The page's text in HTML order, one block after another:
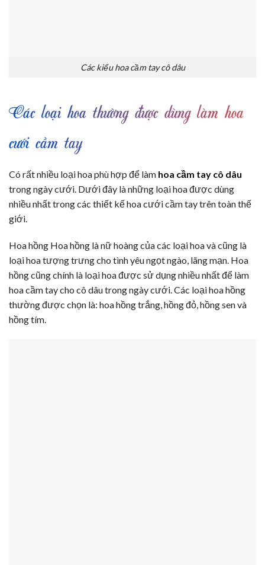
Các kiểu hoa cầm tay cô dâu
Các loại hoa thường được dùng làm hoa
cưới cầm tay
Có rất nhiều loại hoa phù hợp để làm hoa cầm tay cô dâu
trong ngày cưới. Dưới đây là những loại hoa được dùng
nhiều nhất trong các thiết kế hoa cưới cầm tay trên toàn thế
giới.
Hoa hồng Hoa hồng là nữ hoàng của các loại hoa và cũng là
loại hoa tượng trưng cho tình yêu ngọt ngào, lãng mạn. Hoa
hồng cũng chính là loại hoa được sử dụng nhiều nhất để làm
hoa cầm tay cho cô dâu trong ngày cưới. Các loại hoa hồng
thường được chọn là: hoa hồng trắng, hồng đỏ, hồng sen và
hồng tím.